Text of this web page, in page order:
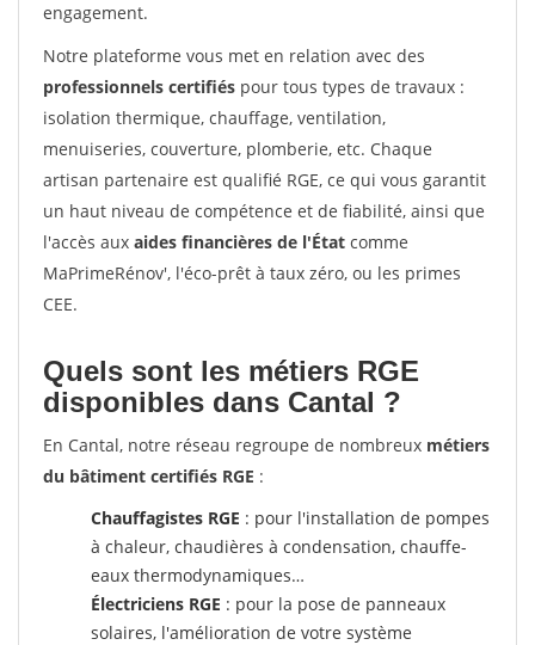
engagement.
Notre plateforme vous met en relation avec des
professionnels certifiés pour tous types de travaux :
isolation thermique, chauffage, ventilation,
menuiseries, couverture, plomberie, etc. Chaque
artisan partenaire est qualifié RGE, ce qui vous garantit
un haut niveau de compétence et de fiabilité, ainsi que
l'accès aux aides financières de l'État comme
MaPrimeRénov', l'éco-prêt à taux zéro, ou les primes
CEE.
Quels sont les métiers RGE
disponibles dans Cantal ?
En Cantal, notre réseau regroupe de nombreux métiers
du bâtiment certifiés RGE :
Chauffagistes RGE : pour l'installation de pompes
à chaleur, chaudières à condensation, chauffe-
eaux thermodynamiques…
Électriciens RGE : pour la pose de panneaux
solaires, l'amélioration de votre système